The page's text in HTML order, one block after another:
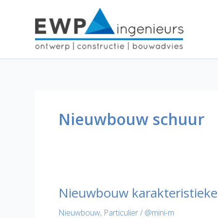
Nieuwbouw schuur
Nieuwbouw
Nieuwbouw, Particulier/ @mini-m